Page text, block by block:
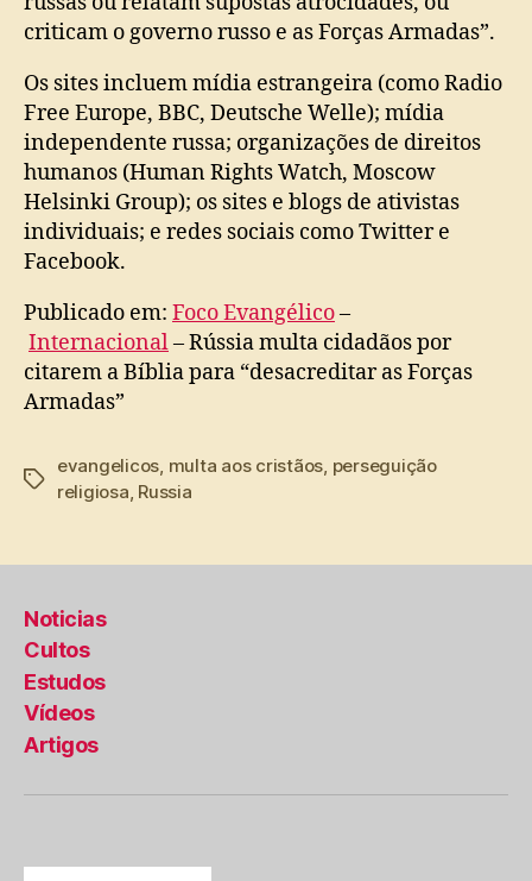
criticam o governo russo e as Forças Armadas”.
Os sites incluem mídia estrangeira (como Radio
Free Europe, BBC, Deutsche Welle); mídia
independente russa; organizações de direitos
humanos (Human Rights Watch, Moscow
Helsinki Group); os sites e blogs de ativistas
individuais; e redes sociais como Twitter e
Facebook.
Publicado em: Foco Evangélico–
Internacional– Rússia multa cidadãos por
citarem a Bíblia para “desacreditar as Forças
Armadas”
Tags
evangelicos, multa aos cristãos, perseguição
religiosa, Russia
Noticias
Cultos
Estudos
Vídeos
Artigos